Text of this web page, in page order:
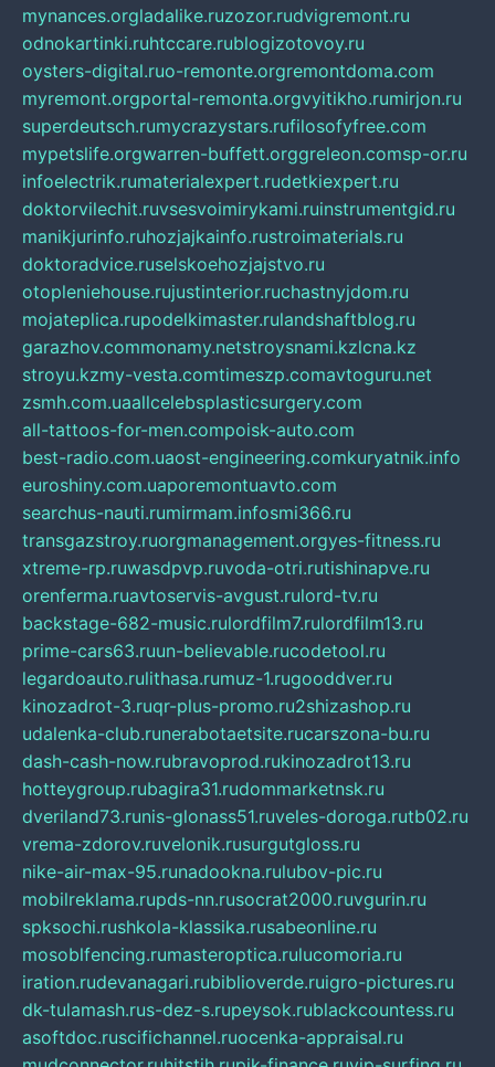
mynances.orgladalike.ruzozor.rudvigremont.ru
odnokartinki.ruhtccare.rublogizotovoy.ru
oysters-digital.ruo-remonte.orgremontdoma.com
myremont.orgportal-remonta.orgvyitikho.rumirjon.ru
superdeutsch.rumycrazystars.rufilosofyfree.com
mypetslife.orgwarren-buffett.orggreleon.comsp-or.ru
infoelectrik.rumaterialexpert.rudetkiexpert.ru
doktorvilechit.ruvsesvoimirykami.ruinstrumentgid.ru
manikjurinfo.ruhozjajkainfo.rustroimaterials.ru
doktoradvice.ruselskoehozjajstvo.ru
otopleniehouse.rujustinterior.ruchastnyjdom.ru
mojateplica.rupodelkimaster.rulandshaftblog.ru
garazhov.commonamy.netstroysnami.kzlcna.kz
stroyu.kzmy-vesta.comtimeszp.comavtoguru.net
zsmh.com.uaallcelebsplasticsurgery.com
all-tattoos-for-men.compoisk-auto.com
best-radio.com.uaost-engineering.comkuryatnik.info
euroshiny.com.uaporemontuavto.com
searchus-nauti.rumirmam.infosmi366.ru
transgazstroy.ruorgmanagement.orgyes-fitness.ru
xtreme-rp.ruwasdpvp.ruvoda-otri.rutishinapve.ru
orenferma.ruavtoservis-avgust.rulord-tv.ru
backstage-682-music.rulordfilm7.rulordfilm13.ru
prime-cars63.ruun-believable.rucodetool.ru
legardoauto.rulithasa.rumuz-1.rugooddver.ru
kinozadrot-3.ruqr-plus-promo.ru2shizashop.ru
udalenka-club.runerabotaetsite.rucarszona-bu.ru
dash-cash-now.rubravoprod.rukinozadrot13.ru
hotteygroup.rubagira31.rudommarketnsk.ru
dveriland73.runis-glonass51.ruveles-doroga.rutb02.ru
vrema-zdorov.ruvelonik.rusurgutgloss.ru
nike-air-max-95.runadookna.rulubov-pic.ru
mobilreklama.rupds-nn.rusocrat2000.ruvgurin.ru
spksochi.rushkola-klassika.rusabeonline.ru
mosoblfencing.rumasteroptica.rulucomoria.ru
iration.rudevanagari.rubiblioverde.ruigro-pictures.ru
dk-tulamash.rus-dez-s.rupeysok.rublackcountess.ru
asoftdoc.ruscifichannel.ruocenka-appraisal.ru